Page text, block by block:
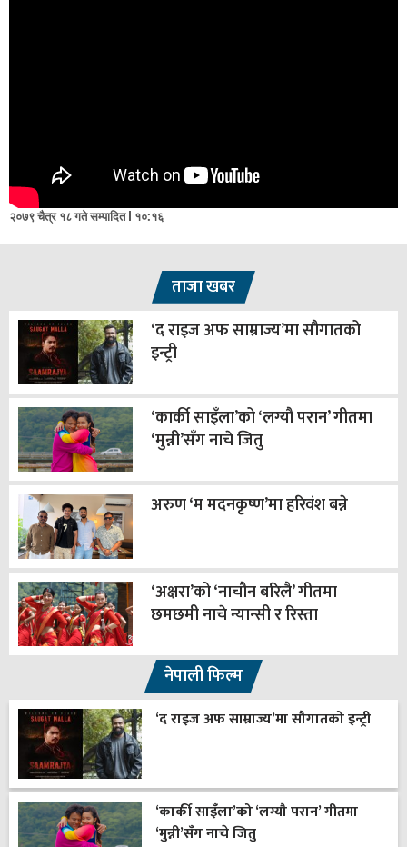
२०७९ चैत्र १८ गते सम्पादित l १०:१६
ताजा खबर
‘द राइज अफ साम्राज्य’मा सौगातको
इन्ट्री
‘कार्की साइँला’को ‘लग्यौ परान’ गीतमा
‘मुन्नी’सँग नाचे जितु
अरुण ‘म मदनकृष्ण’मा हरिवंश बन्ने
‘अक्षरा’को ‘नाचौन बरिलै’ गीतमा
छमछमी नाचे न्यान्सी र रिस्ता
नेपाली फिल्म
‘द राइज अफ साम्राज्य’मा सौगातको इन्ट्री
‘कार्की साइँला’को ‘लग्यौ परान’ गीतमा
‘मुन्नी’सँग नाचे जितु